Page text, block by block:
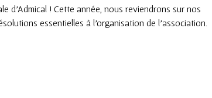
d’Admical ! Cette année, nous reviendrons sur nos
essentielles à l'organisation de l'association.